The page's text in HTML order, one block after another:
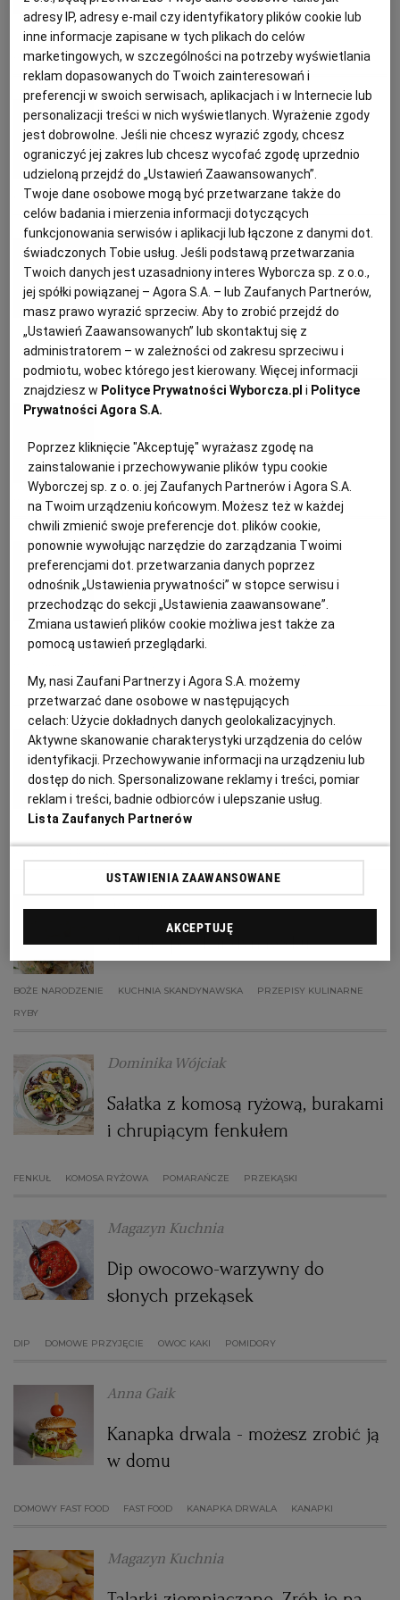
DOMOWE PRZETWORY
SOST, DIPY I INNE DODATKI
KUCHNIA MEKSYKAŃSKA
KUCHNIA INDYJSKA
KUCHNIA HISZPAŃSKA
KUCHNIA NIEMIECKA
GLIWICE
GORZÓW WIELKOPOLSKI
KALISZ
KATOWICE
KIELCE
KOSZALIN
KRAKÓW
ŁÓDŹ
OLSZTYN
OPOLE
PŁOCK
POZNAŃ
RADOM
RYBNIK
RZESZÓW
SOSNOWIEC
TRÓJMIASTO
WAŁBRZYCH
WARSZAWA
WROCŁAW
ZAKOPANE
WYBORCZA TV I VOD
TYLKO ZDROWIE
KSIĄŻKI. MAGAZYN DO CZYTANIA
NASZA EUROPA
SŁÓWKA. MAGAZYN O JĘZYKU
BIQDATA
JUTRONAUCI
ARCHIWUM
INNE SERWISY
GAZETA.PL
TOK FM
SPORT.PL
PUBLIO.PL
KULTURALNYSKLEP.PL
DZIECKO
ZDROWIE
POGODA
PODRÓŻE
WIDEO
FORUM
bakaliami i serem feta
BRUKSELKA DODATKI FETA MIÓD
Anna Gaik
Szybkie przekąski na sylwestra
KANAPKI KARNAWAŁ KORECZKI PRZEKĄSKI
Magazyn Kuchnia
Pieczone warzywa z komosą
ryżową
Anna Gaik
Śledzie w śmietanie
BOŻE NARODZENIE PRZEKĄSKI PRZEPISY KULINARNE RYBY
Magazyn Kuchnia
Tatar z łososia w cytrusowej
galaretce
PRZEPISY KULINARNE
Magazyn Kuchnia
Pstrąg pieczony pod chrupiącą
panierką
Śledzie po skandynawsku
BOŻE NARODZENIE KUCHNIA SKANDYNAWSKA
PRZEPISY KULINARNE
RYBY
Dominika Wójciak
Sałatka z komosą ryżową, burakami
i chrupiącym fenkułem
FENKUŁ KOMOSA RYŻOWA POMARAŃCZE PRZEKĄSKI
Magazyn Kuchnia
Dip owocowo-warzywny do
słonych przekąsek
DIP DOMOWE PRZYJĘCIE OWOC KAKI POMIDORY
Anna Gaik
Kanapka drwala - możesz zrobić ją
w domu
DOMOWY FAST FOOD FAST FOOD KANAPKA DRWALA KANAPKI
Magazyn Kuchnia
adresy IP, adresy e-mail czy identyfikatory plików cookie lub
inne informacje zapisane w tych plikach do celów
marketingowych, w szczególności na potrzeby wyświetlania
reklam dopasowanych do Twoich zainteresowań i
preferencji w swoich serwisach, aplikacjach i w Internecie lub
personalizacji treści w nich wyświetlanych. Wyrażenie zgody
jest dobrowolne. Jeśli nie chcesz wyrazić zgody, chcesz
ograniczyć jej zakres lub chcesz wycofać zgodę uprzednio
udzieloną przejdź do „Ustawień Zaawansowanych”.
Twoje dane osobowe mogą być przetwarzane także do
celów badania i mierzenia informacji dotyczących
funkcjonowania serwisów i aplikacji lub łączone z danymi dot.
świadczonych Tobie usług. Jeśli podstawą przetwarzania
Twoich danych jest uzasadniony interes Wyborcza sp. z o.o.,
jej spółki powiązanej – Agora S.A. – lub Zaufanych Partnerów,
masz prawo wyrazić sprzeciw. Aby to zrobić przejdź do
„Ustawień Zaawansowanych” lub skontaktuj się z
administratorem – w zależności od zakresu sprzeciwu i
podmiotu, wobec którego jest kierowany. Więcej informacji
znajdziesz w Polityce Prywatności Wyborcza.pl i Polityce
Prywatności Agora S.A.
Poprzez kliknięcie "Akceptuję" wyrażasz zgodę na
zainstalowanie i przechowywanie plików typu cookie
Wyborczej sp. z o. o. jej Zaufanych Partnerów i Agora S.A.
na Twoim urządzeniu końcowym. Możesz też w każdej
chwili zmienić swoje preferencje dot. plików cookie,
ponownie wywołując narzędzie do zarządzania Twoimi
preferencjami dot. przetwarzania danych poprzez
odnośnik „Ustawienia prywatności” w stopce serwisu i
przechodząc do sekcji „Ustawienia zaawansowane”.
Zmiana ustawień plików cookie możliwa jest także za
pomocą ustawień przeglądarki.
My, nasi Zaufani Partnerzy i Agora S.A. możemy
przetwarzać dane osobowe w następujących
celach:Użycie dokładnych danych geolokalizacyjnych.
Aktywne skanowanie charakterystyki urządzenia do celów
identyfikacji. Przechowywanie informacji na urządzeniu lub
dostęp do nich. Spersonalizowane reklamy i treści, pomiar
reklam i treści, badnie odbiorców i ulepszanie usług.
Lista Zaufanych Partnerów
USTAWIENIA ZAAWANSOWANE
AKCEPTUJĘ